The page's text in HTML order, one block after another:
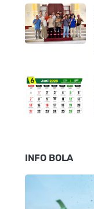
INFO BOLA